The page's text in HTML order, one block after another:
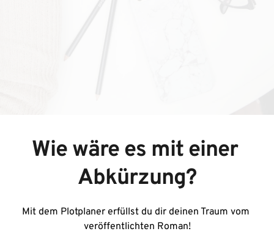
Wie wäre es mit einer
Abkürzung?
Mit dem Plotplaner erfüllst du dir deinen Traum vom
veröffentlichten Roman!